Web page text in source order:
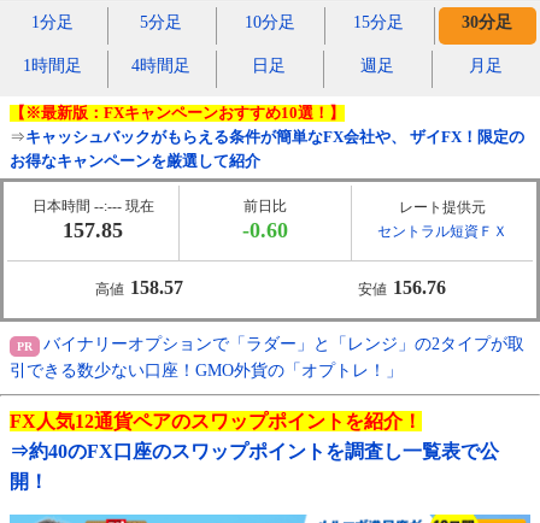
1分足 5分足 10分足 15分足 30分足
1時間足 4時間足 日足 週足 月足
【※最新版：FXキャンペーンおすすめ10選！】
⇒キャッシュバックがもらえる条件が簡単なFX会社や、 ザイFX！限定の
お得なキャンペーンを厳選して紹介
日本時間 --:--- 現在
157.85
前日比
-0.60
レート提供元
セントラル短資ＦＸ
高値 158.57 安値 156.76
バイナリーオプションで「ラダー」と「レンジ」の2タイプが取
引できる数少ない口座！GMO外貨の「オプトレ！」
FX人気12通貨ペアのスワップポイントを紹介！
⇒約40のFX口座のスワップポイントを調査し一覧表で公
開！